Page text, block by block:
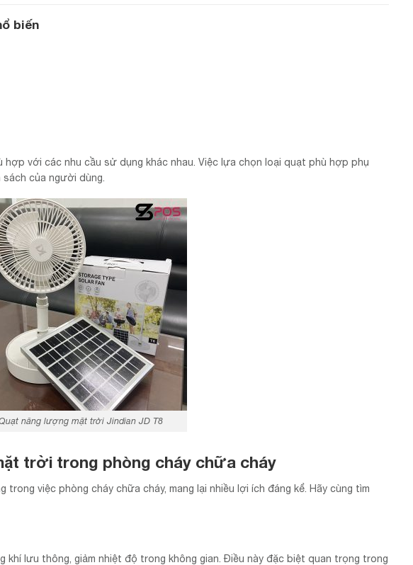
biến
hợp với các nhu cầu sử dụng khác nhau. Việc lựa chọn loại quạt phù hợp phụ
của người dùng.
năng lượng mặt trời Jindian JD T8
trời trong phòng cháy chữa cháy
việc phòng cháy chữa cháy, mang lại nhiều lợi ích đáng kể. Hãy cùng tìm
lưu thông, giảm nhiệt độ trong không gian. Điều này đặc biệt quan trọng trong